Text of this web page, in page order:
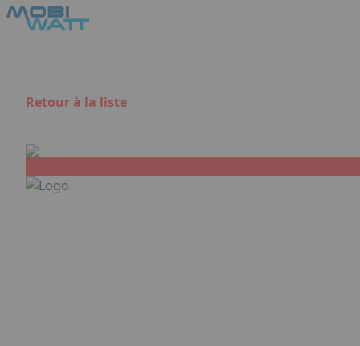
Aller au contenu principal
Retour à la liste
Panneau de gestion des cookies